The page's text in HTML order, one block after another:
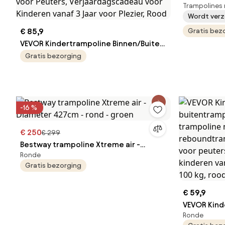
€ 85,9
VEVOR Kindertrampoline Binnen/Buiten
Trampoline Opvouwbare Mini
Kinderen vanaf 3 Jaar voor Plezier,
Rood
Gratis bezorging
buitenkant
Trampolines
Wordt
Gratis
-16 %
€ 250€ 299
Bestway trampoline Xtreme air -
Diameter 427cm - rond - groen
Ronde
Gratis bezorging
€ 59,9
VEVOR
Ronde